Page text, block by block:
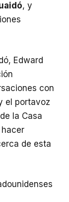
, y
Edward
con
el portavoz
la Casa
de esta